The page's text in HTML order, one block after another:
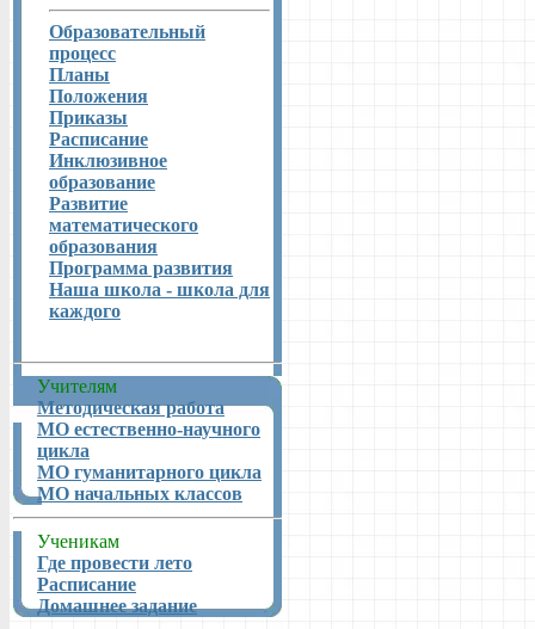
Образовательный
процесс
Планы
Положения
Приказы
Расписание
Инклюзивное
образование
Развитие
математического
образования
Программа развития
Наша школа - школа для
каждого
Учителям
Методическая работа
МО естественно-научного
цикла
МО гуманитарного цикла
МО начальных классов
Ученикам
Где провести лето
Расписание
Домашнее задание